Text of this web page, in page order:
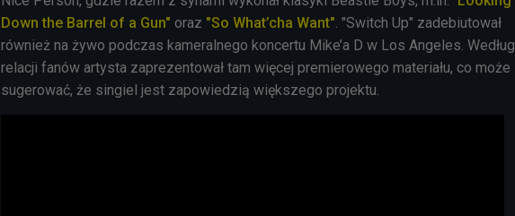
Down the Barrel of a Gun" oraz "So What’cha Want". "Switch Up" zadebiutował
również na żywo podczas kameralnego koncertu Mike’a D w Los Angeles. Według
relacji fanów artysta zaprezentował tam więcej premierowego materiału, co może
sugerować, że singiel jest zapowiedzią większego projektu.